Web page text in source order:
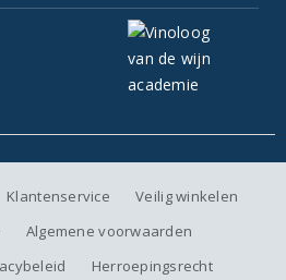
Klantenservice
Veilig winkelen
Algemene voorwaarden
Herroepingsrecht